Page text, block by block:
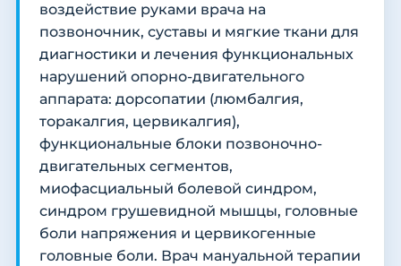
воздействие руками врача на
позвоночник, суставы и мягкие ткани для
диагностики и лечения функциональных
нарушений опорно-двигательного
аппарата: дорсопатии (люмбалгия,
торакалгия, цервикалгия),
функциональные блоки позвоночно-
двигательных сегментов,
миофасциальный болевой синдром,
синдром грушевидной мышцы, головные
боли напряжения и цервикогенные
головные боли. Врач мануальной терапии